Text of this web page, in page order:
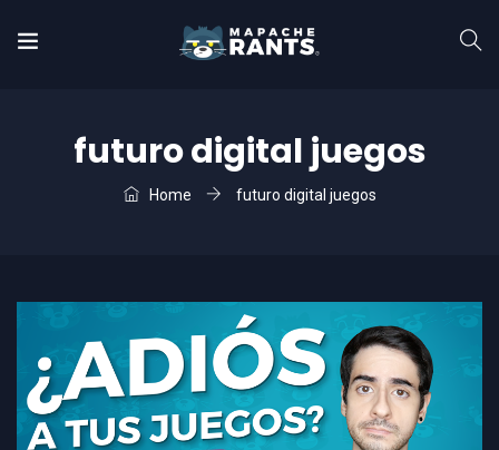
futuro digital juegos
Home futuro digital juegos